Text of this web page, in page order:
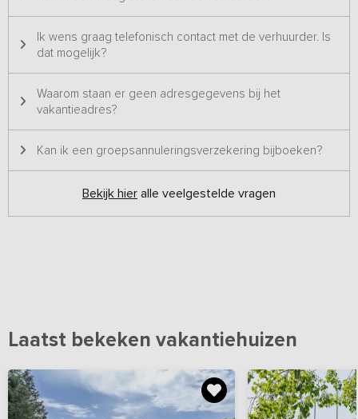
Ik wens graag telefonisch contact met de verhuurder. Is
dat mogelijk?
Waarom staan er geen adresgegevens bij het
vakantieadres?
Kan ik een groepsannuleringsverzekering bijboeken?
Bekijk hier alle veelgestelde vragen
Laatst bekeken vakantiehuizen